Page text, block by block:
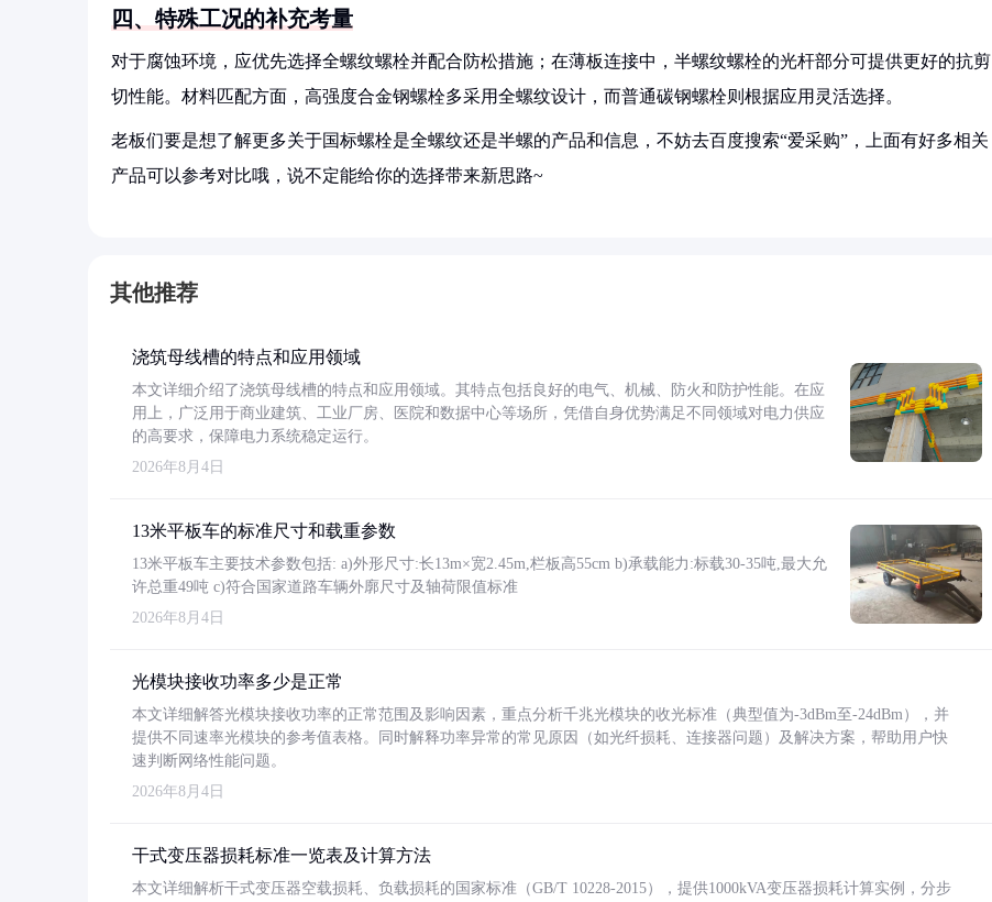
四、特殊工况的补充考量
对于腐蚀环境，应优先选择全螺纹螺栓并配合防松措施；在薄板连接中，半螺纹螺栓的光杆部分可提供更好的抗剪
切性能。材料匹配方面，高强度合金钢螺栓多采用全螺纹设计，而普通碳钢螺栓则根据应用灵活选择。
老板们要是想了解更多关于国标螺栓是全螺纹还是半螺的产品和信息，不妨去百度搜索“爱采购”，上面有好多相关
产品可以参考对比哦，说不定能给你的选择带来新思路~
其他推荐
浇筑母线槽的特点和应用领域
本文详细介绍了浇筑母线槽的特点和应用领域。其特点包括良好的电气、机械、防火和防护性能。在应
用上，广泛用于商业建筑、工业厂房、医院和数据中心等场所，凭借自身优势满足不同领域对电力供应
的高要求，保障电力系统稳定运行。
2026年8月4日
13米平板车的标准尺寸和载重参数
13米平板车主要技术参数包括: a)外形尺寸:长13m×宽2.45m,栏板高55cm b)承载能力:标载30-35吨,最大允
许总重49吨 c)符合国家道路车辆外廓尺寸及轴荷限值标准
2026年8月4日
光模块接收功率多少是正常
本文详细解答光模块接收功率的正常范围及影响因素，重点分析千兆光模块的收光标准（典型值为-3dBm至-24dBm），并
提供不同速率光模块的参考值表格。同时解释功率异常的常见原因（如光纤损耗、连接器问题）及解决方案，帮助用户快
速判断网络性能问题。
2026年8月4日
干式变压器损耗标准一览表及计算方法
本文详细解析干式变压器空载损耗、负载损耗的国家标准（GB/T 10228-2015），提供1000kVA变压器损耗计算实例，分步